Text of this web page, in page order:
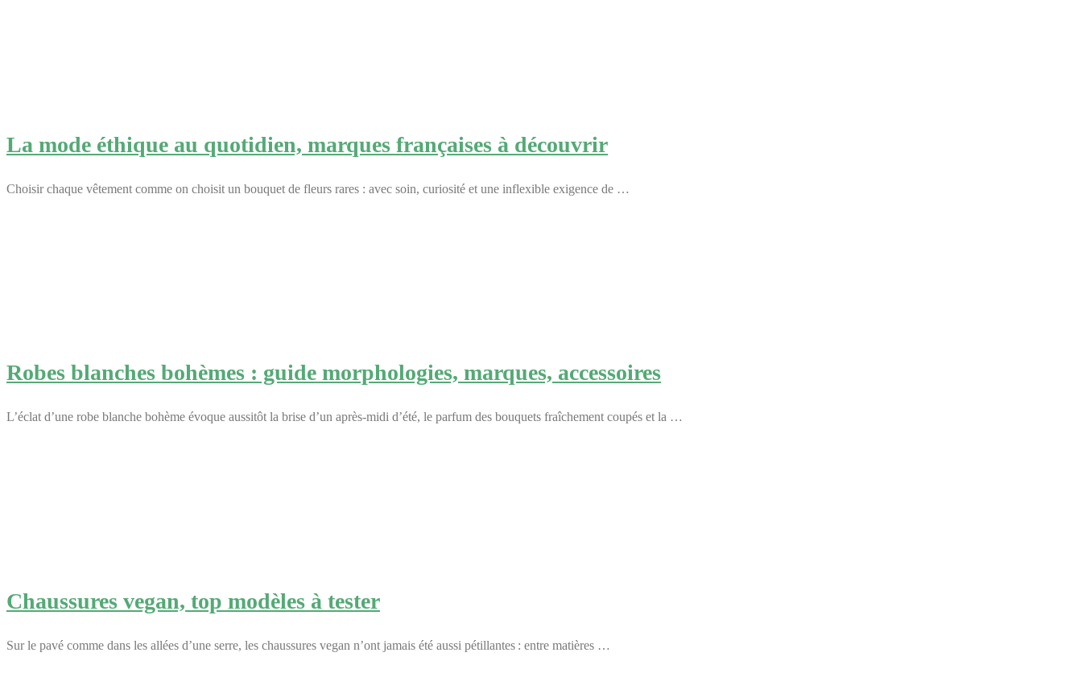
La mode éthique au quotidien, marques françaises à découvrir
Choisir chaque vêtement comme on choisit un bouquet de fleurs rares : avec soin, curiosité et une inflexible exigence de …
Robes blanches bohèmes : guide morphologies, marques, accessoires
L’éclat d’une robe blanche bohème évoque aussitôt la brise d’un après-midi d’été, le parfum des bouquets fraîchement coupés et la …
Chaussures vegan, top modèles à tester
Sur le pavé comme dans les allées d’une serre, les chaussures vegan n’ont jamais été aussi pétillantes : entre matières …